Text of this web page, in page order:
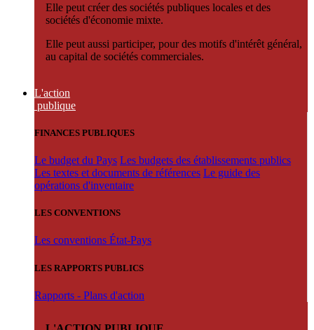
Elle peut créer des sociétés publiques locales et des
sociétés d'économie mixte.
Elle peut aussi participer, pour des motifs d'intérêt général,
au capital de sociétés commerciales.
L'action
publique
FINANCES PUBLIQUES
Le budget du Pays Les budgets des établissements publics
Les textes et documents de références Le guide des
opérations d'inventaire
LES CONVENTIONS
Les conventions État-Pays
LES RAPPORTS PUBLICS
Rapports - Plans d'action